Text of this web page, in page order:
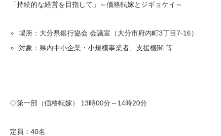
「持続的な経営を目指して」～価格転嫁とジギョケイ～
場所：大分県銀行協会 会議室（大分市府内町3丁目7-16）
対象：県内中小企業・小規模事業者、支援機関 等
◇第一部（価格転嫁） 13時00分～14時20分
定員：40名